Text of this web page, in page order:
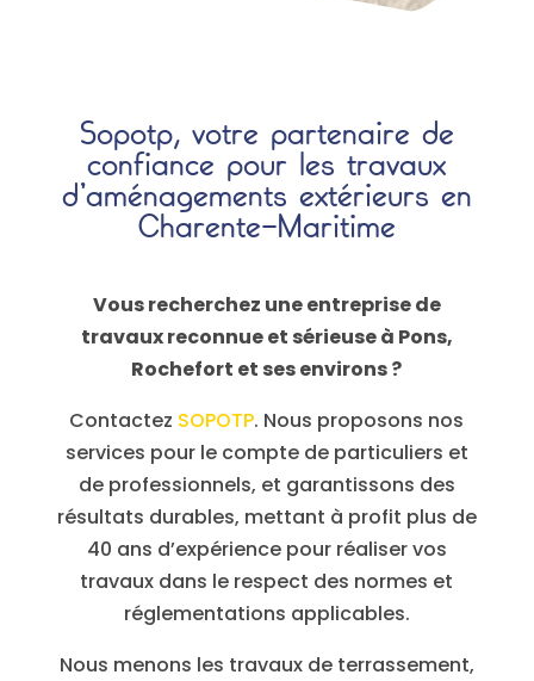
Sopotp, votre partenaire de
confiance pour les travaux
d’aménagements extérieurs en
Charente-Maritime
Vous recherchez une entreprise de
travaux reconnue et sérieuse à Pons,
Rochefort et ses environs ?
Contactez SOPOTP. Nous proposons nos
services pour le compte de particuliers et
de professionnels, et garantissons des
résultats durables, mettant à profit plus de
40 ans d’expérience pour réaliser vos
travaux dans le respect des normes et
réglementations applicables.
Nous menons les travaux de terrassement,